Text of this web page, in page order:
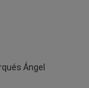
Ángel